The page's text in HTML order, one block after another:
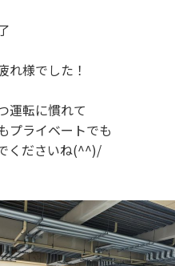
れ様でした！
運転に慣れて
プライベートでも
くださいね(^^)/